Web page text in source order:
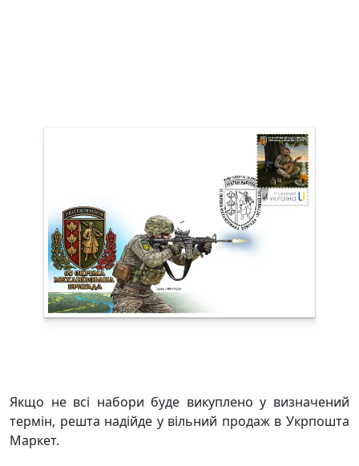
Якщо не всі набори буде викуплено у визначений
термін, решта надійде у вільний продаж в Укрпошта
Маркет.